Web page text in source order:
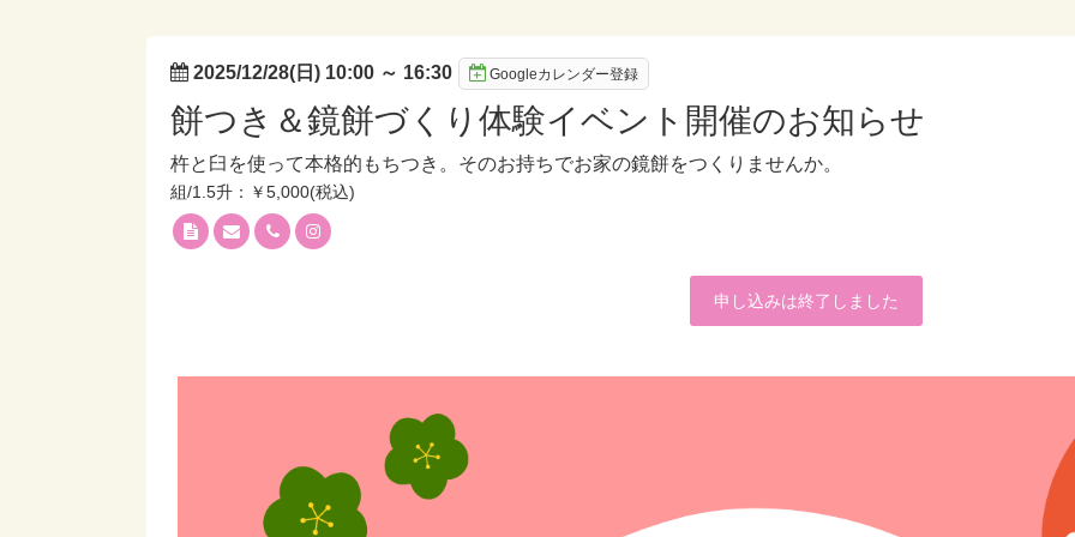
2025/12/28(日) 10:00 ～ 16:30 Googleカレンダー登録
餅つき＆鏡餅づくり体験イベント開催のお知らせ
杵と臼を使って本格的もちつき。そのお持ちでお家の鏡餅をつくりませんか。
組/1.5升：￥5,000(税込)
申し込みは終了しました